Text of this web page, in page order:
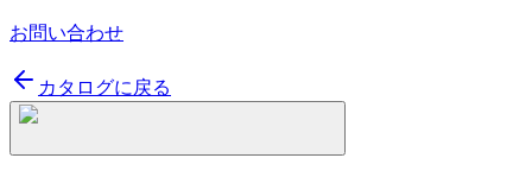
お問い合わせ
カタログに戻る